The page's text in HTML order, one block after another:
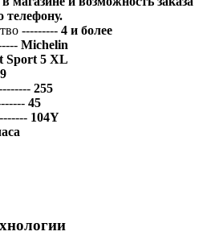
телефону.
--------- 4 и более
Michelin
Sport 5 XL
255
45
104Y